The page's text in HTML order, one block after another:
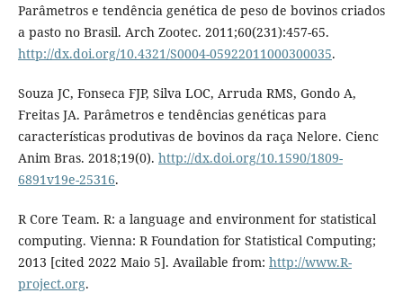
Parâmetros e tendência genética de peso de bovinos criados
a pasto no Brasil. Arch Zootec. 2011;60(231):457-65.
http://dx.doi.org/10.4321/S0004-05922011000300035.
Souza JC, Fonseca FJP, Silva LOC, Arruda RMS, Gondo A,
Freitas JA. Parâmetros e tendências genéticas para
características produtivas de bovinos da raça Nelore. Cienc
Anim Bras. 2018;19(0). http://dx.doi.org/10.1590/1809-
6891v19e-25316.
R Core Team. R: a language and environment for statistical
computing. Vienna: R Foundation for Statistical Computing;
2013 [cited 2022 Maio 5]. Available from: http://www.R-
project.org.